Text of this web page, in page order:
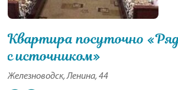
Квартира посуточно
с источником»
Железноводск, Ленина, 44